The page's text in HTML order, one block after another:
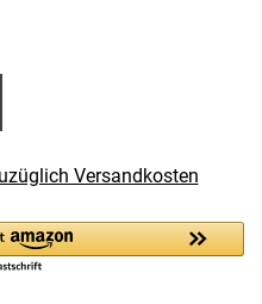
Versandkosten